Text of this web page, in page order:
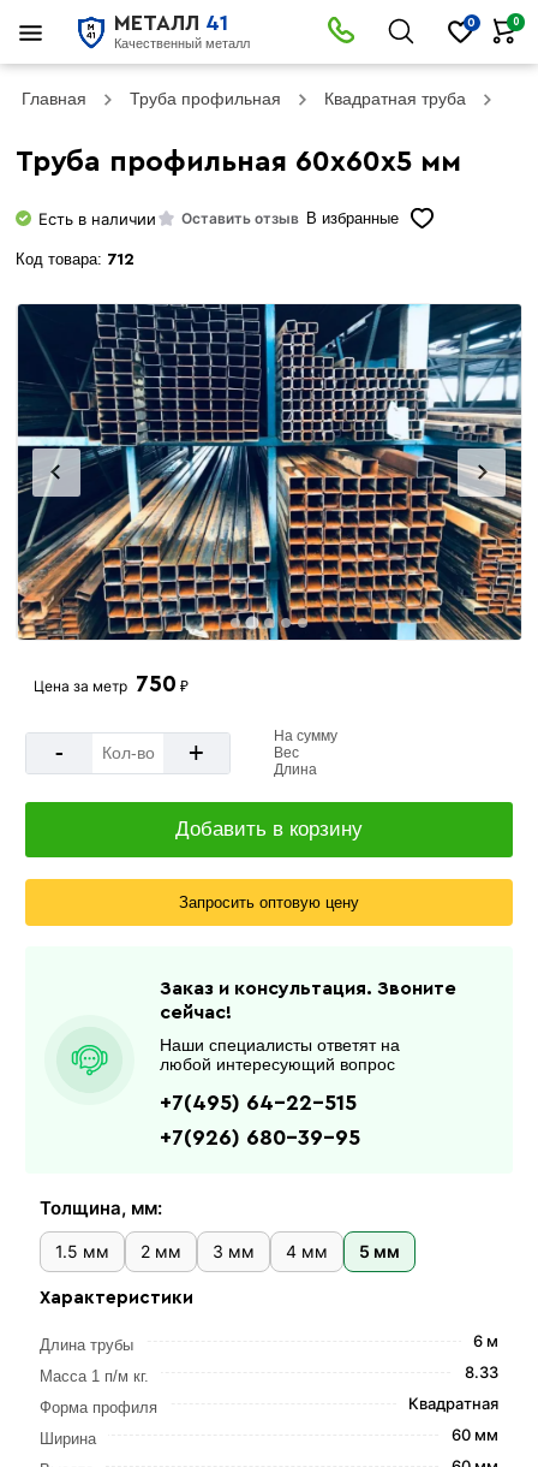
МЕТАЛЛ 41
Качественный металл
0 0
Главная Труба профильная Квадратная труба
Труба профильная 60х60х5 мм
Есть в наличии Оставить отзыв В избранные
Код товара: 712
Толщина, мм:
1.5 мм 2 мм 3 мм 4 мм 5 мм
Характеристики
Длина трубы 6 м
Масса 1 п/м кг. 8.33
Форма профиля Квадратная
Ширина 60 мм
Цена за метр 750 ₽
- +
На сумму
Вес
Длина
Добавить в корзину
Запросить оптовую цену
Заказ и консультация. Звоните
сейчас!
Наши специалисты ответят на
любой интересующий вопрос
+7(495) 64-22-515
+7(926) 680-39-95